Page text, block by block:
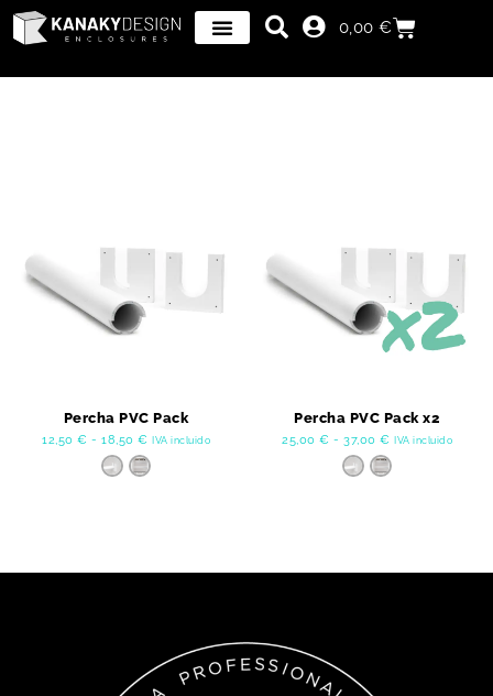
0,00€
Percha PVC Pack
12,50 € - 18,50 € IVA incluido
Percha PVC Pack x2
25,00 € - 37,00 € IVA incluido